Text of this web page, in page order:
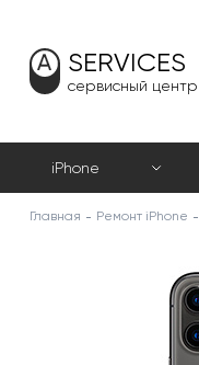
SERVICES
сервисный центр
iPhone
Главная Ремонт iPhone